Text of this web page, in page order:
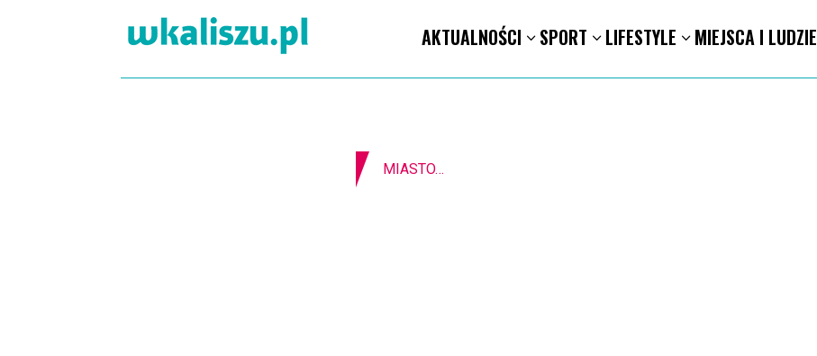
AKTUALNOŚCI SPORT LIFESTYLE MIEJSCA I LUDZIE
8-11.8. Warsztaty pisania ikon w Pałacu Lipskich